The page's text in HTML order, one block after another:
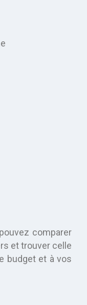
comparer
et trouver celle
budget et à vos